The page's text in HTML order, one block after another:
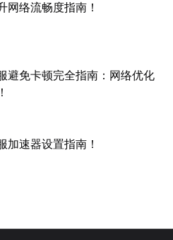
网络流畅度指南！
避免卡顿完全指南：网络优化
加速器设置指南！